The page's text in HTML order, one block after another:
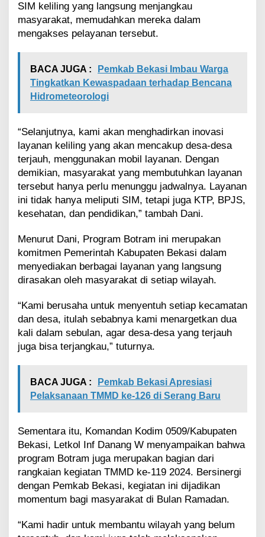
SIM keliling yang langsung menjangkau
masyarakat, memudahkan mereka dalam
mengakses pelayanan tersebut.
BACA JUGA :
Pemkab Bekasi Imbau Warga
Tingkatkan Kewaspadaan terhadap Bencana
Hidrometeorologi
“Selanjutnya, kami akan menghadirkan inovasi
layanan keliling yang akan mencakup desa-desa
terjauh, menggunakan mobil layanan. Dengan
demikian, masyarakat yang membutuhkan layanan
tersebut hanya perlu menunggu jadwalnya. Layanan
ini tidak hanya meliputi SIM, tetapi juga KTP, BPJS,
kesehatan, dan pendidikan,” tambah Dani.
Menurut Dani, Program Botram ini merupakan
komitmen Pemerintah Kabupaten Bekasi dalam
menyediakan berbagai layanan yang langsung
dirasakan oleh masyarakat di setiap wilayah.
“Kami berusaha untuk menyentuh setiap kecamatan
dan desa, itulah sebabnya kami menargetkan dua
kali dalam sebulan, agar desa-desa yang terjauh
juga bisa terjangkau,” tuturnya.
BACA JUGA :
Pemkab Bekasi Apresiasi
Pelaksanaan TMMD ke-126 di Serang Baru
Sementara itu, Komandan Kodim 0509/Kabupaten
Bekasi, Letkol Inf Danang W menyampaikan bahwa
program Botram juga merupakan bagian dari
rangkaian kegiatan TMMD ke-119 2024. Bersinergi
dengan Pemkab Bekasi, kegiatan ini dijadikan
momentum bagi masyarakat di Bulan Ramadan.
“Kami hadir untuk membantu wilayah yang belum